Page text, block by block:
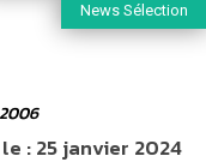
News Sélection
:25 janvier 2024